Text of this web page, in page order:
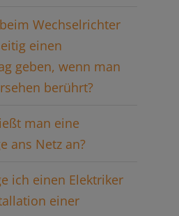
Wechselrichter
einen
geben, wenn man
berührt?
man eine
ans Netz an?
ich einen Elektriker
einer